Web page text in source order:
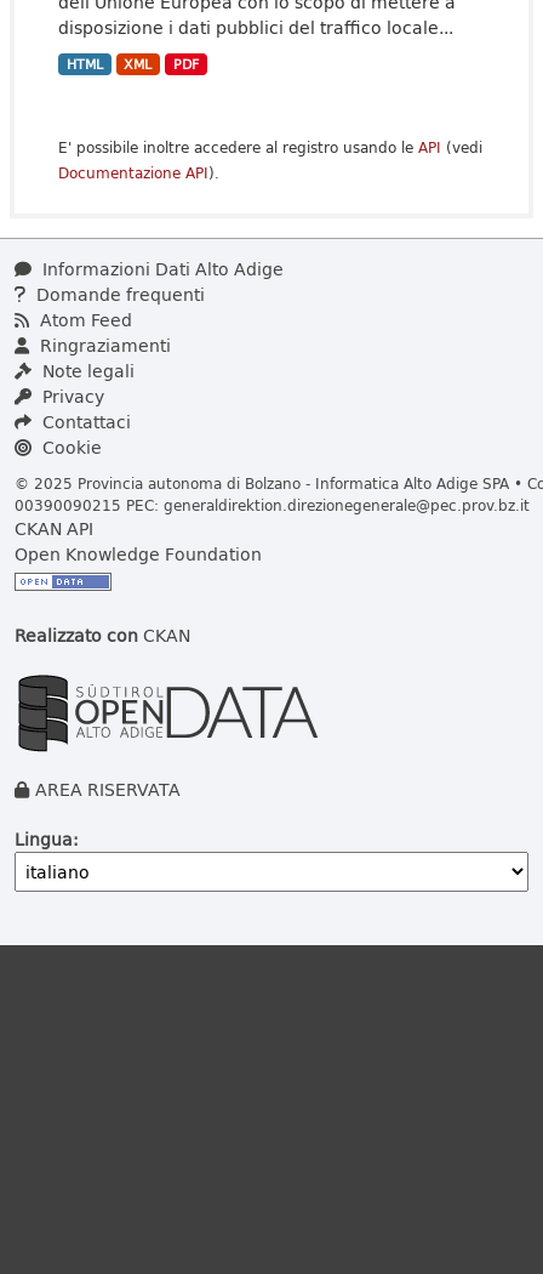
disposizione i dati pubblici del traffico locale...
HTML XML PDF
E' possibile inoltre accedere al registro usando le API (vedi
Documentazione API).
Informazioni Dati Alto Adige
Domande frequenti
Atom Feed
Ringraziamenti
Note legali
Privacy
Contattaci
Cookie
© 2025 Provincia autonoma di Bolzano - Informatica Alto Adige SPA •
00390090215 PEC: generaldirektion.direzionegenerale@pec.prov.bz.it
CKAN API
Open Knowledge Foundation
Realizzato conCKAN
AREA RISERVATA
Lingua